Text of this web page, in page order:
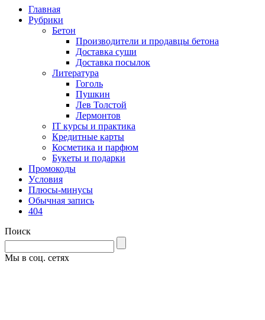
Главная
Рубрики
Бетон
Производители и продавцы бетона
Доставка суши
Доставка посылок
Литература
Гоголь
Пушкин
Лев Толстой
Лермонтов
IT курсы и практика
Кредитные карты
Косметика и парфюм
Букеты и подарки
Промокоды
Уcловия
Плюсы-минусы
Обычная запись
404
Поиск
Мы в соц. сетях